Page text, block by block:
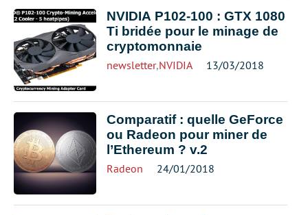
NVIDIA P102-100 : GTX 1080
Ti bridée pour le minage de
cryptomonnaie
newsletter,NVIDIA 13/03/2018
Comparatif : quelle GeForce
ou Radeon pour miner de
l’Ethereum ? v.2
Radeon 24/01/2018